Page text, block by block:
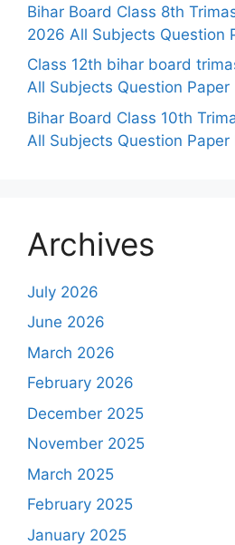
Bihar Board Class 8th
2026 All Subjects Question
Class 12th bihar board
All Subjects Question Paper
Bihar Board Class 10th
All Subjects Question Paper
Archives
July 2026
June 2026
March 2026
February 2026
December 2025
November 2025
March 2025
February 2025
January 2025